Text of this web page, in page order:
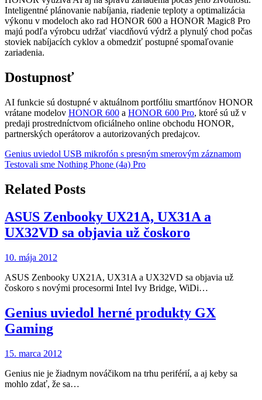
Inteligentné plánovanie nabíjania, riadenie teploty a optimalizácia
výkonu v modeloch ako rad HONOR 600 a HONOR Magic8 Pro
majú podľa výrobcu udržať viacdňovú výdrž a plynulý chod počas
stoviek nabíjacích cyklov a obmedziť postupné spomaľovanie
zariadenia.
Dostupnosť
AI funkcie sú dostupné v aktuálnom portfóliu smartfónov HONOR
vrátane modelov HONOR 600 a HONOR 600 Pro, ktoré sú už v
predaji prostredníctvom oficiálneho online obchodu HONOR,
partnerských operátorov a autorizovaných predajcov.
Navigácia
v
článku
Genius uviedol USB mikrofón s presným smerovým záznamom
Testovali sme Nothing Phone (4a) Pro
Related Posts
ASUS Zenbooky UX21A, UX31A a
UX32VD sa objavia už čoskoro
10. mája 2012
ASUS Zenbooky UX21A, UX31A a UX32VD sa objavia už
čoskoro s novými procesormi Intel Ivy Bridge, WiDi…
Genius uviedol herné produkty GX
Gaming
15. marca 2012
Genius nie je žiadnym nováčikom na trhu periférií, a aj keby sa
mohlo zdať, že sa…